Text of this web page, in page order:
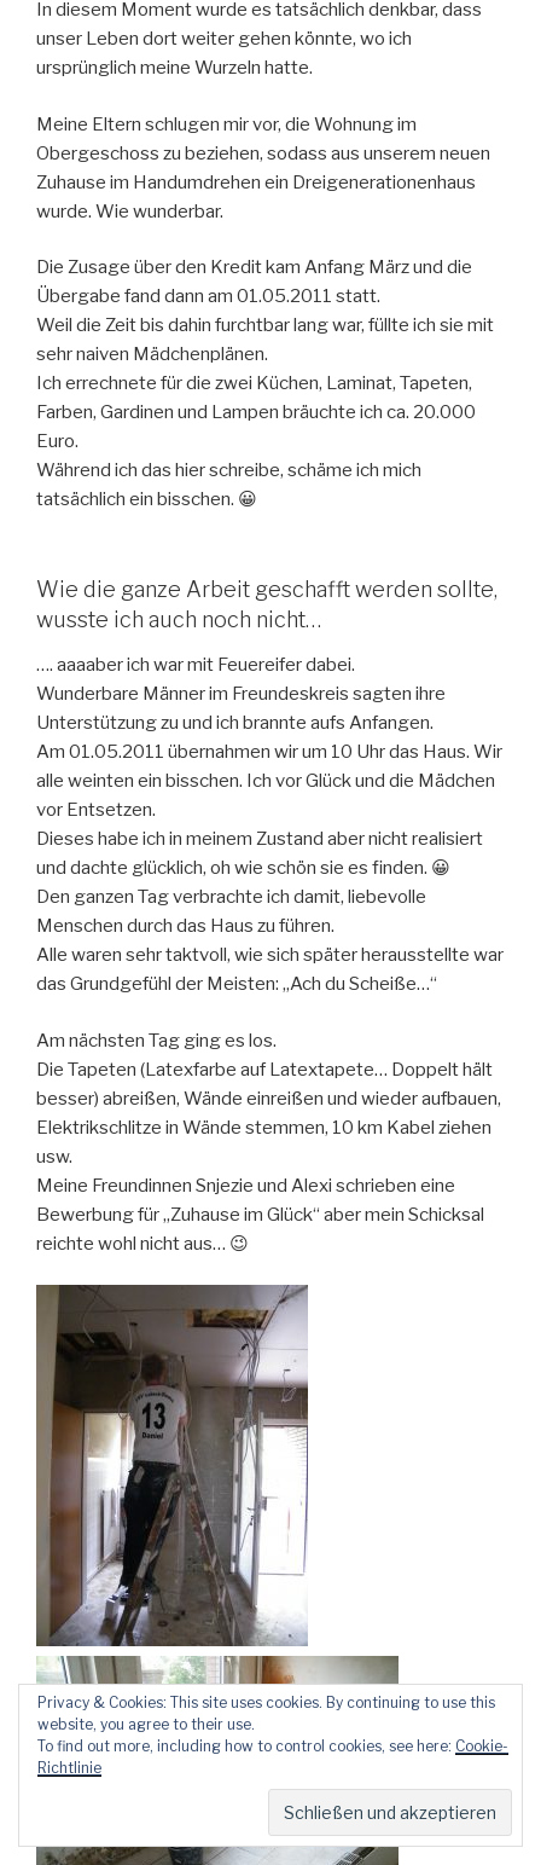
In diesem Moment wurde es tatsächlich denkbar, dass
unser Leben dort weiter gehen könnte, wo ich
ursprünglich meine Wurzeln hatte.
Meine Eltern schlugen mir vor, die Wohnung im
Obergeschoss zu beziehen, sodass aus unserem neuen
Zuhause im Handumdrehen ein Dreigenerationenhaus
wurde. Wie wunderbar.
Die Zusage über den Kredit kam Anfang März und die
Übergabe fand dann am 01.05.2011 statt.
Weil die Zeit bis dahin furchtbar lang war, füllte ich sie mit
sehr naiven Mädchenplänen.
Ich errechnete für die zwei Küchen, Laminat, Tapeten,
Farben, Gardinen und Lampen bräuchte ich ca. 20.000
Euro.
Während ich das hier schreibe, schäme ich mich
tatsächlich ein bisschen. 😀
Wie die ganze Arbeit geschafft werden sollte,
wusste ich auch noch nicht…
…. aaaaber ich war mit Feuereifer dabei.
Wunderbare Männer im Freundeskreis sagten ihre
Unterstützung zu und ich brannte aufs Anfangen.
Am 01.05.2011 übernahmen wir um 10 Uhr das Haus. Wir
alle weinten ein bisschen. Ich vor Glück und die Mädchen
vor Entsetzen.
Dieses habe ich in meinem Zustand aber nicht realisiert
und dachte glücklich, oh wie schön sie es finden. 😀
Den ganzen Tag verbrachte ich damit, liebevolle
Menschen durch das Haus zu führen.
Alle waren sehr taktvoll, wie sich später herausstellte war
das Grundgefühl der Meisten: „Ach du Scheiße…“
Am nächsten Tag ging es los.
Die Tapeten (Latexfarbe auf Latextapete… Doppelt hält
besser) abreißen, Wände einreißen und wieder aufbauen,
Elektrikschlitze in Wände stemmen, 10 km Kabel ziehen
usw.
Meine Freundinnen Snjezie und Alexi schrieben eine
Bewerbung für „Zuhause im Glück“ aber mein Schicksal
reichte wohl nicht aus… 😉
Privacy & Cookies: This site uses cookies. By continuing to use this
website, you agree to their use.
To find out more, including how to control cookies, see here: Cookie-
Richtlinie